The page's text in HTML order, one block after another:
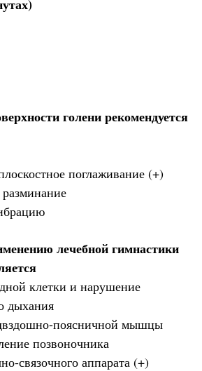
голени рекомендуется
поглаживание (+)
лечебной гимнастики
клетки и нарушение
дыхания
поясничной мышцы
позвоночника
связочного аппарата (+)